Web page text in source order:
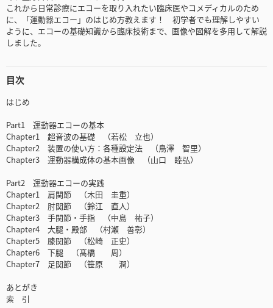
これから日常診療にエコーを取り入れたい臨床医やコメディカルのため
に、「運動器エコー」のはじめ方教えます！ 初学者でも理解しやすい
ように、エコーの基礎知識から臨床技術まで、画像や図解を多用して解説
しました。
目次
はじめ
Part1 運動器エコーの基本
Chapter1 超音波の基礎 （若松 立也）
Chapter2 装置の使い方：各種設定法 （鳥澤 智里）
Chapter3 運動器構成体の基本画像 （山口 睦弘）
Part2 運動器エコーの実践
Chapter1 肩関節 （木田 圭重）
Chapter2 肘関節 （鈴江 直人）
Chapter3 手関節・手指 （中島 祐子）
Chapter4 大腿・殿部 （村瀬 善彰）
Chapter5 膝関節 （松崎 正史）
Chapter6 下腿 （髙橋 周）
Chapter7 足関節 （笹原 潤）
あとがき
索 引